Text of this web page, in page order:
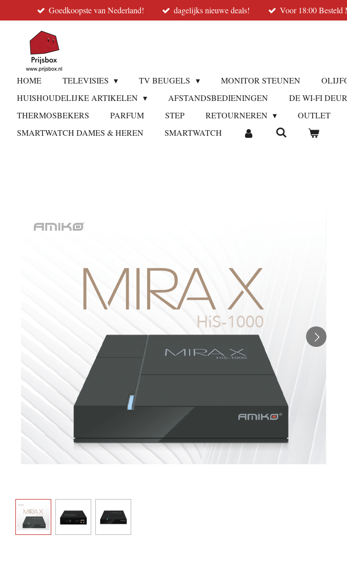
direct
hoofdinhoud
Goedkoopste van Nederland! dagelijks nieuwe deals! Voor 18:00
HOME TELEVISIES TV BEUGELS MONITOR STEUNEN
HUISHOUDELIJKE ARTIKELEN
AFSTANDSBEDIENINGEN DE WI-FI
THERMOSBEKERS
PARFUM STEP RETOURNEREN OUTLET
SMARTWATCH DAMES & HEREN
SMARTWATCH